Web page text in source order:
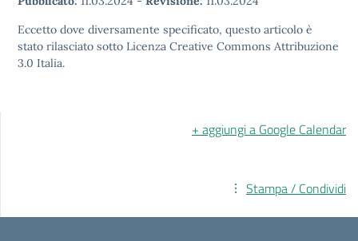
Eccetto dove diversamente specificato, questo articolo è
stato rilasciato sotto Licenza Creative Commons Attribuzione
3.0 Italia.
+ aggiungi a Google Calendar
Stampa / Condividi